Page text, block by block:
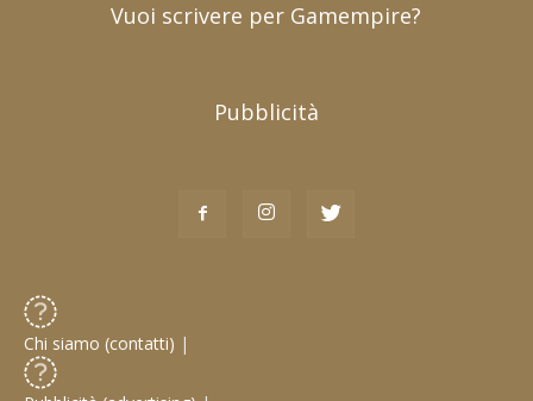
Vuoi scrivere per Gamempire?
Pubblicità
Chi siamo (contatti) |